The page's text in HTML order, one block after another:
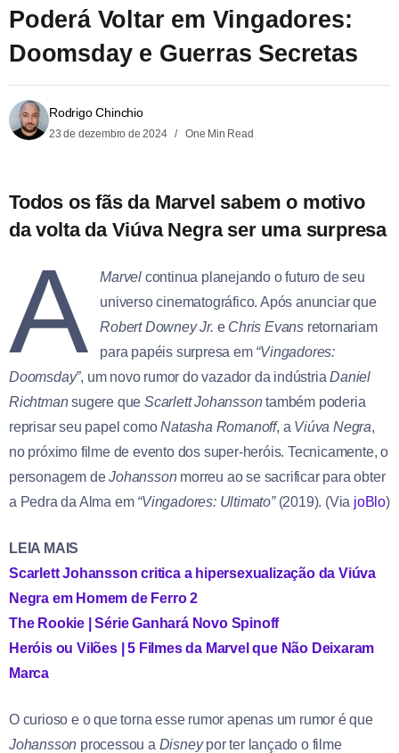
Poderá Voltar em Vingadores:
Doomsday e Guerras Secretas
Rodrigo Chinchio
23 de dezembro de 2024 One Min Read
Todos os fãs da Marvel sabem o motivo
da volta da Viúva Negra ser uma surpresa
A Marvel continua planejando o futuro de seu
universo cinematográfico. Após anunciar que
Robert Downey Jr. e Chris Evans retornariam
para papéis surpresa em “Vingadores:
Doomsday”, um novo rumor do vazador da indústriaDaniel
Richtmansugere queScarlett Johanssontambém poderia
reprisar seu papel comoNatasha Romanoff, a Viúva Negra,
no próximo filme de evento dos super-heróis. Tecnicamente, o
personagem deJohanssonmorreu ao se sacrificar para obter
a Pedra da Alma em “Vingadores: Ultimato”(2019). (Via joBlo)
LEIA MAIS
Scarlett Johansson critica a hipersexualização da Viúva
Negra em Homem de Ferro 2
The Rookie | Série Ganhará Novo Spinoff
Heróis ou Vilões | 5 Filmes da Marvel que Não Deixaram
Marca
O curioso e o que torna esse rumor apenas um rumor é que
Johansson processou a Disneypor ter lançado o filme